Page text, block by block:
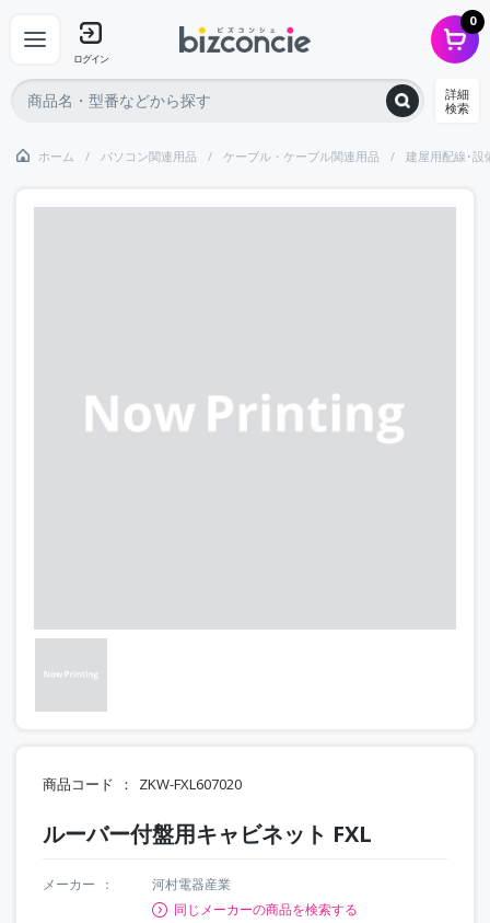
ログイン
0
詳細
検索
ホーム パソコン関連用品 ケーブル・ケーブル関連用品 建屋用配線･設
商品コード ZKW-FXL607020
ルーバー付盤用キャビネット FXL
メーカー
河村電器産業
同じメーカーの商品を検索する